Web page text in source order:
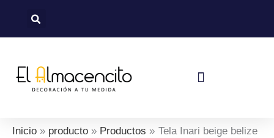
Inicio producto Productos Tela Inari beige belize